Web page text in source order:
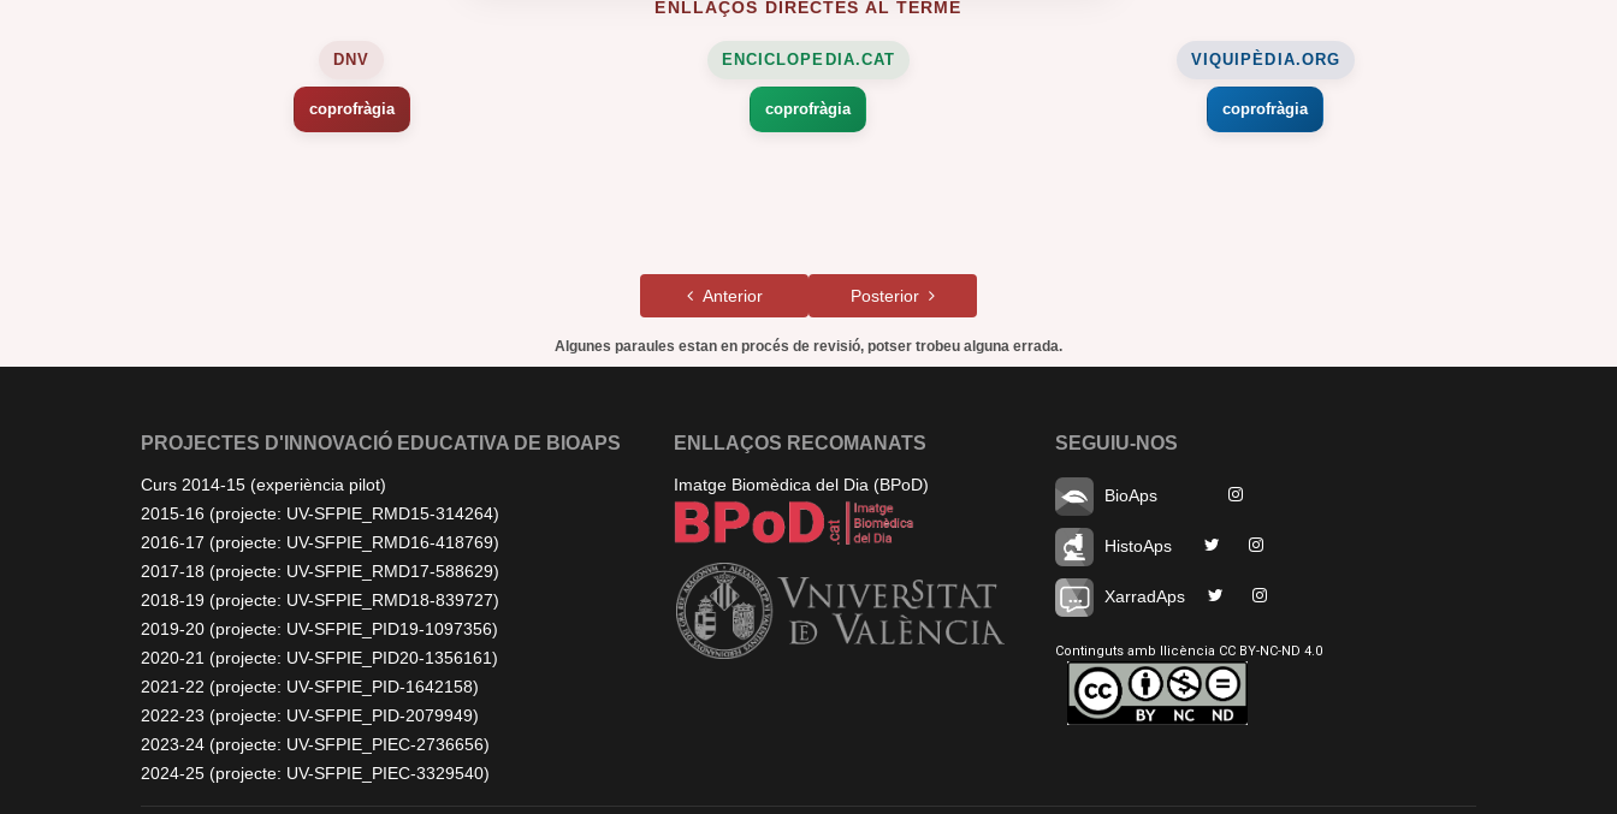
ENLLAÇOS DIRECTES AL TERME
DNV
coprofràgia
ENCICLOPEDIA.CAT
coprofràgia
VIQUIPÈDIA.ORG
coprofràgia
Anterior Posterior
Algunes paraules estan en procés de revisió, potser trobeu alguna errada.
PROJECTES D'INNOVACIÓ EDUCATIVA DE BIOAPS
Curs 2014-15 (experiència pilot)
2015-16 (projecte: UV-SFPIE_RMD15-314264)
2016-17 (projecte: UV-SFPIE_RMD16-418769)
2017-18 (projecte: UV-SFPIE_RMD17-588629)
2018-19 (projecte: UV-SFPIE_RMD18-839727)
2019-20 (projecte: UV-SFPIE_PID19-1097356)
2020-21 (projecte: UV-SFPIE_PID20-1356161)
2021-22 (projecte: UV-SFPIE_PID-1642158)
2022-23 (projecte: UV-SFPIE_PID-2079949)
2023-24 (projecte: UV-SFPIE_PIEC-2736656)
2024-25 (projecte: UV-SFPIE_PIEC-3329540)
ENLLAÇOS RECOMANATS
Imatge Biomèdica del Dia (BPoD)
SEGUIU-NOS
BioAps
HistoAps
XarradAps
Continguts amb llicència CC BY-NC-ND 4.0